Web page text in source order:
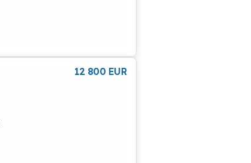
12 800 EUR